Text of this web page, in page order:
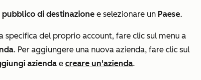
pubblico di destinazione e selezionare un Paese.
specifica del proprio account, fare clic sul menu a
. Per aggiungere una nuova azienda, fare clic sul
azienda e creare un'azienda.